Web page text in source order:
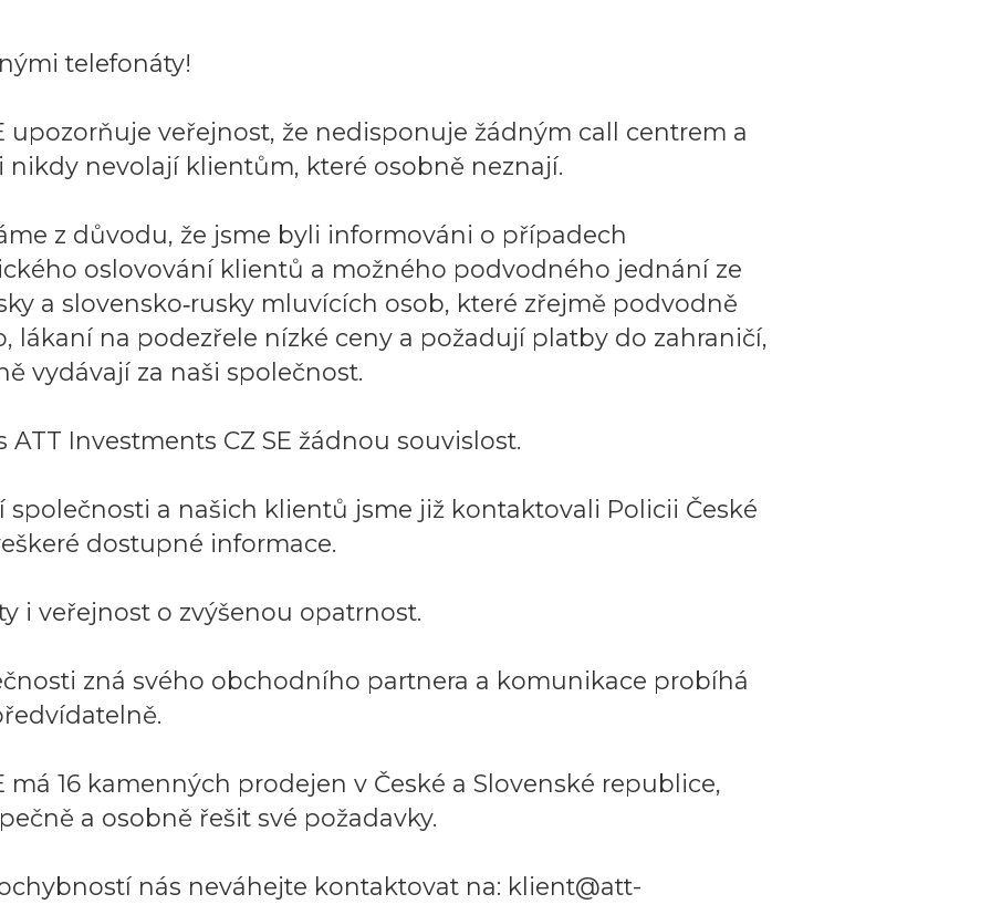
telefonáty!
upozorňuje veřejnost, že nedisponuje žádným call centrem a
nevolají klientům, které osobně neznají.
z důvodu, že jsme byli informováni o případech
oslovování klientů a možného podvodného jednání ze
a slovensko‑rusky mluvících osob, které zřejmě podvodně
lákaní na podezřele nízké ceny a požadují platby do zahraničí,
vydávají za naši společnost.
Investments CZ SE žádnou souvislost.
společnosti a našich klientů jsme již kontaktovali Policii České
dostupné informace.
i veřejnost o zvýšenou opatrnost.
zná svého obchodního partnera a komunikace probíhá
má 16 kamenných prodejen v České a Slovenské republice,
a osobně řešit své požadavky.
nás neváhejte kontaktovat na: klient@att-